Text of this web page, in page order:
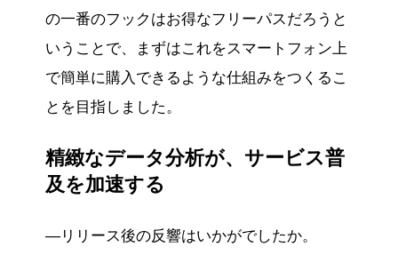
の一番のフックはお得なフリーパスだろうと
いうことで、まずはこれをスマートフォン上
で簡単に購入できるような仕組みをつくるこ
とを目指しました。
精緻なデータ分析が、サービス普
及を加速する
—リリース後の反響はいかがでしたか。